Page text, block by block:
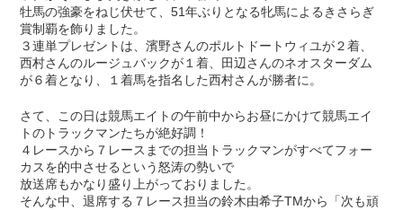
牡馬の強豪をねじ伏せて、51年ぶりとなる牝馬によるきさらぎ
賞制覇を飾りました。
３連単プレゼントは、濱野さんのポルトドートウィユが２着、
西村さんのルージュバックが１着、田辺さんのネオスターダム
が６着となり、１着馬を指名した西村さんが勝者に。
さて、この日は競馬エイトの午前中からお昼にかけて競馬エイ
トのトラックマンたちが絶好調！
４レースから７レースまでの担当トラックマンがすべてフォー
カスを的中させるという怒涛の勢いで
放送席もかなり盛り上がっておりました。
そんな中、退席する７レース担当の鈴木由希子TMから「次も頑